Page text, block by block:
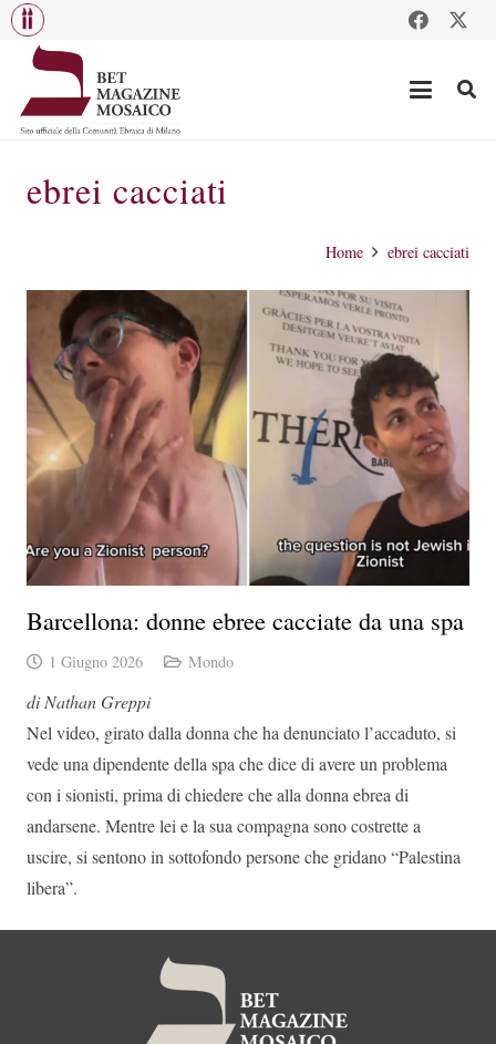
ebrei cacciati
Home ebrei cacciati
Barcellona: donne ebree cacciate da una spa
1 Giugno 2026 Mondo
di Nathan Greppi
Nel video, girato dalla donna che ha denunciato l’accaduto, si
vede una dipendente della spa che dice di avere un problema
con i sionisti, prima di chiedere che alla donna ebrea di
andarsene. Mentre lei e la sua compagna sono costrette a
uscire, si sentono in sottofondo persone che gridano “Palestina
libera”.